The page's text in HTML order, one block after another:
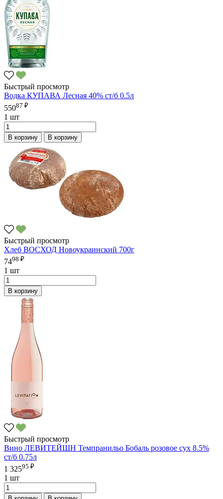
Быстрый просмотр
Водка КУПАВА Лесная 40% ст/б 0.5л
55087 ₽
1 шт
В корзину В корзину
Быстрый просмотр
Хлеб ВОСХОД Новоукраинский 700г
7498 ₽
1 шт
В корзину
Быстрый просмотр
Вино ЛЕВИТЕЙШН Темпранильо Бобаль розовое сух 8.5%
ст/б 0.75л
1 32595 ₽
1 шт